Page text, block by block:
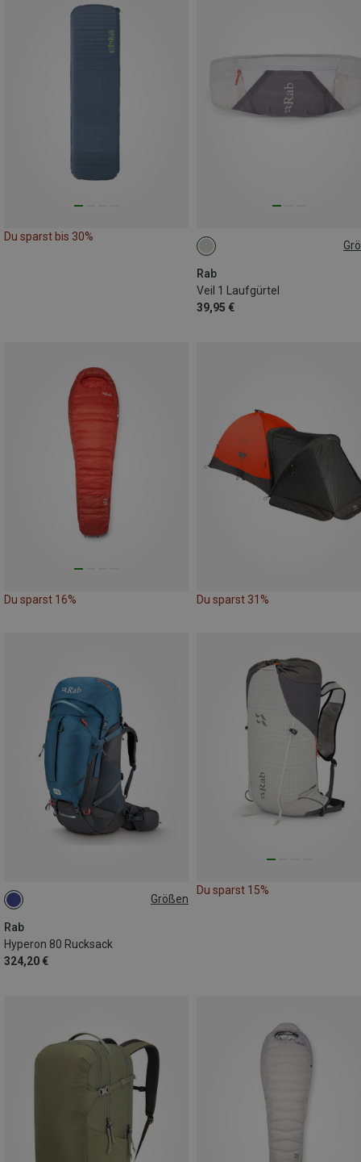
Du sparst bis 30%
Rab
Veil 1 Laufgürtel
39,95 €
1L
Du sparst 16% Du sparst 31%
Größen
Rab
Hyperon 80 Rucksack
324,20 €
80L | L-XL
Du sparst 15%